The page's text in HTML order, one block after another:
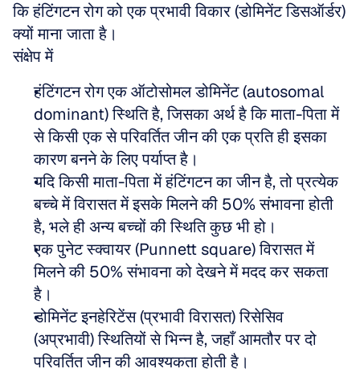
कि हंटिंगटन रोग को एक प्रभावी विकार (डोमिनेंट डिसऑर्डर)
क्यों माना जाता है।
संक्षेप में
हंटिंगटन रोग एक ऑटोसोमल डोमिनेंट (autosomal
dominant) स्थिति है, जिसका अर्थ है कि माता-पिता में
से किसी एक से परिवर्तित जीन की एक प्रति ही इसका
कारण बनने के लिए पर्याप्त है।
यदि किसी माता-पिता में हंटिंगटन का जीन है, तो प्रत्येक
बच्चे में विरासत में इसके मिलने की 50% संभावना होती
है, भले ही अन्य बच्चों की स्थिति कुछ भी हो।
एक पुनेट स्क्वायर (Punnett square) विरासत में
मिलने की 50% संभावना को देखने में मदद कर सकता
है।
डोमिनेंट इनहेरिटेंस (प्रभावी विरासत) रिसेसिव
(अप्रभावी) स्थितियों से भिन्न है, जहाँ आमतौर पर दो
परिवर्तित जीन की आवश्यकता होती है।